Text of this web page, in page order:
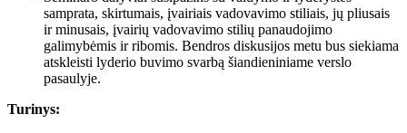
samprata, skirtumais, įvairiais vadovavimo stiliais, jų pliusais
ir minusais, įvairių vadovavimo stilių panaudojimo
galimybėmis ir ribomis. Bendros diskusijos metu bus siekiama
atskleisti lyderio buvimo svarbą šiandieniniame verslo
pasaulyje.
Turinys: